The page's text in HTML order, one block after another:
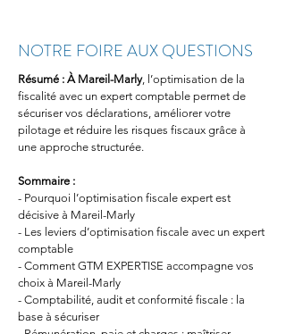
NOTRE FOIRE AUX QUESTIONS
Résumé : À Mareil-Marly, l’optimisation de la
fiscalité avec un expert comptable permet de
sécuriser vos déclarations, améliorer votre
pilotage et réduire les risques fiscaux grâce à
une approche structurée.
Sommaire :
- Pourquoi l’optimisation fiscale expert est
décisive à Mareil-Marly
- Les leviers d’optimisation fiscale avec un expert
comptable
- Comment GTM EXPERTISE accompagne vos
choix à Mareil-Marly
- Comptabilité, audit et conformité fiscale : la
base à sécuriser